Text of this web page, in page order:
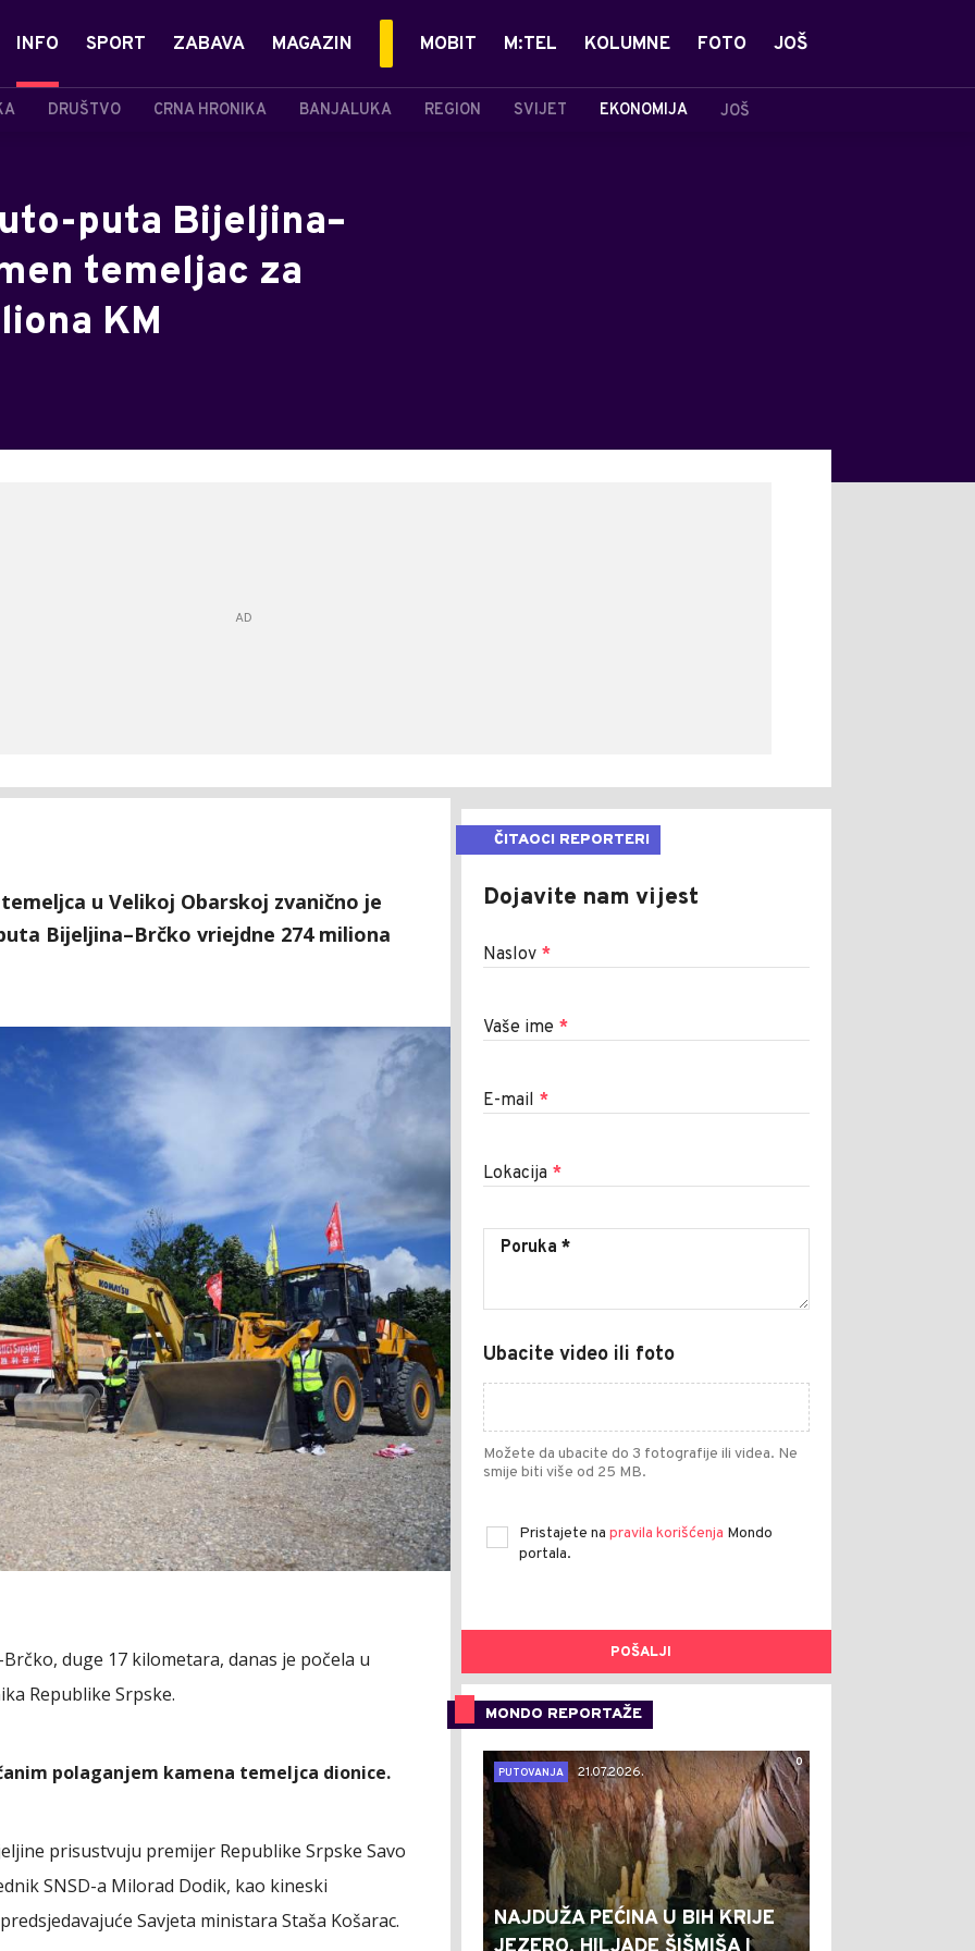
INFO
DRUŠTVO CRNA HRONIKA BANJALUKA REGION SVIJET EKONOMIJA JOŠ
SPORT ZABAVA MAGAZIN MOBIT M:TEL KOLUMNE FOTO JOŠ
puta Bijeljina–
temeljac za
KM
u Velikoj Obarskoj zvanično je
Bijeljina–Brčko vriejdne 274 miliona
duge 17 kilometara, danas je počela u
Republike Srpske.
polaganjem kamena temeljca dionice.
prisustvuju premijer Republike Srpske Savo
SNSD-a Milorad Dodik, kao kineski
Savjeta ministara Staša Košarac.
ČITAOCI REPORTERI
Dojavite nam vijest
Naslov *
Vaše ime *
E-mail *
Lokacija *
Ubacite video ili foto
Možete da ubacite do 3 fotografije ili videa. Ne
smije biti više od 25 MB.
Pristajete na pravila korišćenja Mondo
portala.
POŠALJI
MONDO REPORTAŽE
0
PUTOVANJA
21.07.2026.
NAJDUŽA PEĆINA U BIH KRIJE